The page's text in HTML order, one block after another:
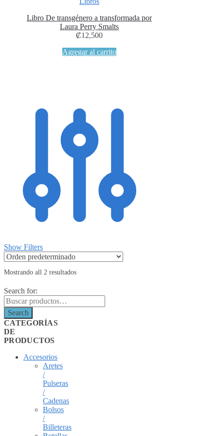
Libro De transgénero a transformada por
Laura Perry Smalts
₡12,500
Agregar al carrito
Show Filters
Mostrando all 2 resultados
Search for:
Search
CATEGORÍAS
DE
PRODUCTOS
Accesorios
Aretes
/
Pulseras
/
Cadenas
Bolsos
/
Billeteras